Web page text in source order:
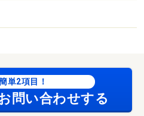
単2項目！
問い合わせする